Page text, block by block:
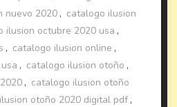
nuevo 2020 , catalogo ilusion
ilusion octubre 2020 usa ,
, catalogo ilusion online ,
, catalogo ilusion otoño ,
, catalogo ilusion otoño
otoño 2020 digital pdf ,